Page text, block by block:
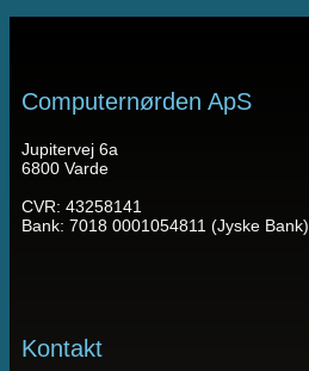
Computernørden ApS
Jupitervej 6a
6800 Varde
CVR: 43258141
Bank: 7018 0001054811 (Jyske Bank)
Kontakt